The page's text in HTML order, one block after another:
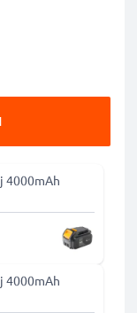
4000mAh
4000mAh